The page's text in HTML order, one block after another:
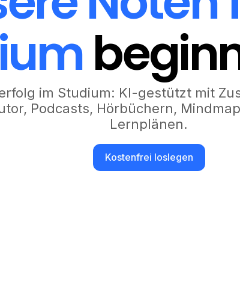
im Studium: KI-gestützt mit
Podcasts, Hörbüchern,
Lernplänen.
Kostenfrei loslegen